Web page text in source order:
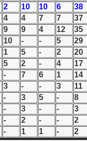
2 10 10 6
38
4 4 7 7
37
9 9 4 12
35
10 - - 5
29
1 5 - 2
20
5 2 - 4
17
- 7 6 1
14
3 - - 3
11
- 3 5 -
8
- 3 - -
3
- 2 - -
2
- 1 1 - 2